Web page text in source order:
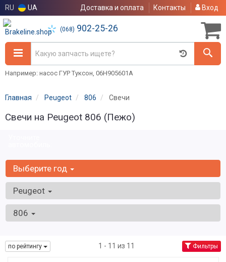
RU UA Доставка и оплата Контакты Вход
(068) 902-25-26
Например: насос ГУР Туксон, 06H905601A
Главная Peugeot 806 Свечи
Свечи на Peugeot 806 (Пежо)
Выберите год
Peugeot
806
по рейтингу 1 - 11 из 11 Фильтры